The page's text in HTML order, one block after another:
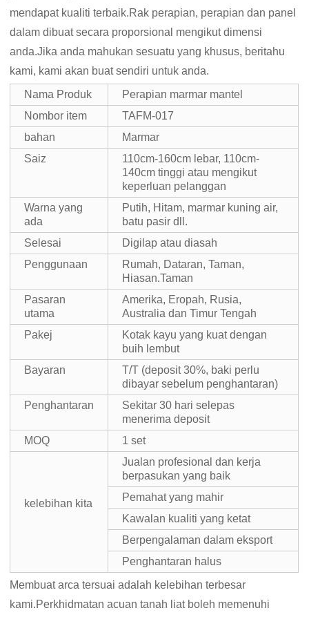
mendapat kualiti terbaik.Rak perapian, perapian dan panel
dalam dibuat secara proporsional mengikut dimensi
anda.Jika anda mahukan sesuatu yang khusus, beritahu
kami, kami akan buat sendiri untuk anda.
Nama Produk
Perapian marmar mantel
Nombor item
TAFM-017
bahan
Marmar
Saiz
110cm-160cm lebar, 110cm-
140cm tinggi atau mengikut
keperluan pelanggan
Warna yang
ada
Putih, Hitam, marmar kuning air,
batu pasir dll.
Selesai
Digilap atau diasah
Penggunaan
Rumah, Dataran, Taman,
Hiasan.Taman
Pasaran
utama
Amerika, Eropah, Rusia,
Australia dan Timur Tengah
Pakej
Kotak kayu yang kuat dengan
buih lembut
Bayaran
T/T (deposit 30%, baki perlu
dibayar sebelum penghantaran)
Penghantaran
Sekitar 30 hari selepas
menerima deposit
MOQ
1 set
kelebihan kita
Jualan profesional dan kerja
berpasukan yang baik
Pemahat yang mahir
Kawalan kualiti yang ketat
Berpengalaman dalam eksport
Penghantaran halus
Membuat arca tersuai adalah kelebihan terbesar
kami.Perkhidmatan acuan tanah liat boleh memenuhi